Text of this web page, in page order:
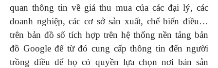
quan thông tin về giá thu mua của các đại lý, các
doanh nghiệp, các cơ sở sản xuất, chế biến điều…
trên bản đồ số tích hợp trên hệ thống nền tảng bản
đồ Google để từ đó cung cấp thông tin đến người
trồng điều để họ có quyền lựa chọn nơi bán sản